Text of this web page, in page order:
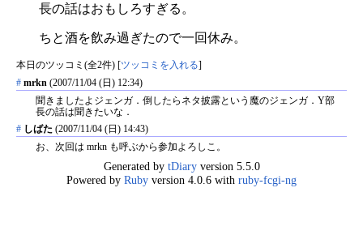
長の話はおもしろすぎる。
ちと酒を飲み過ぎたので一回休み。
本日のツッコミ(全2件) [ツッコミを入れる]
# mrkn (2007/11/04 (日) 12:34)
聞きましたよジェンガ．倒したらネタ披露という魔のジェンガ．Y部
長の話は聞きたいな．
# しばた (2007/11/04 (日) 14:43)
お、次回は mrkn も呼ぶから参加よろしこ。
Generated by tDiaryversion 5.5.0
Powered by Ruby version 4.0.6 with ruby-fcgi-ng